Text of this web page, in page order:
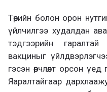
Төрийн болон орон
үйлчилгээ худалдан
тэдгээрийн
вакциныг
гэсэн өөрчлөлт орсон
Яаралтайгаар